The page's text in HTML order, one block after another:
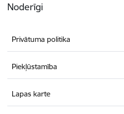
Noderīgi
Privātuma politika
Piekļūstamība
Lapas karte